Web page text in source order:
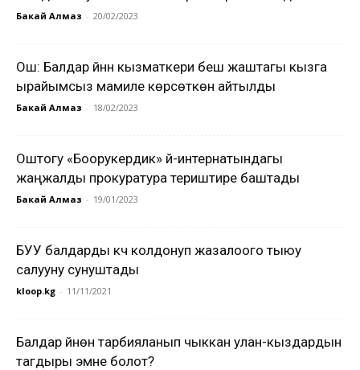
Бакай Алмаз - 20/02/2023
Ош: Балдар үйүнүн кызматкери беш жаштагы кызга
ырайымсыз мамиле көрсөткөнү айтылды
Бакай Алмаз - 18/02/2023
Оштогу «Боорукердик» үй-интернатындагы
жаңжалды прокуратура териштире баштады
Бакай Алмаз - 19/01/2023
БУУ балдарды күч колдонуп жазалоого тыюу
салууну сунуштады
kloop.kg - 11/11/2021
Балдар үйүнөн тарбияланып чыккан улан-кыздардын
тагдыры эмне болот?